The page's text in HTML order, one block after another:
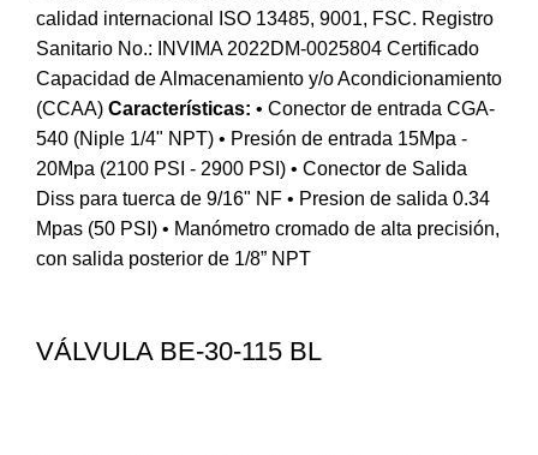
calidad internacional ISO 13485, 9001, FSC. Registro
Sanitario No.: INVIMA 2022DM-0025804 Certificado
Capacidad de Almacenamiento y/o Acondicionamiento
(CCAA) Características: • Conector de entrada CGA-
540 (Niple 1/4" NPT) • Presión de entrada 15Mpa -
20Mpa (2100 PSI - 2900 PSI) • Conector de Salida
Diss para tuerca de 9/16" NF • Presion de salida 0.34
Mpas (50 PSI) • Manómetro cromado de alta precisión,
con salida posterior de 1/8” NPT
VÁLVULA BE-30-115 BL